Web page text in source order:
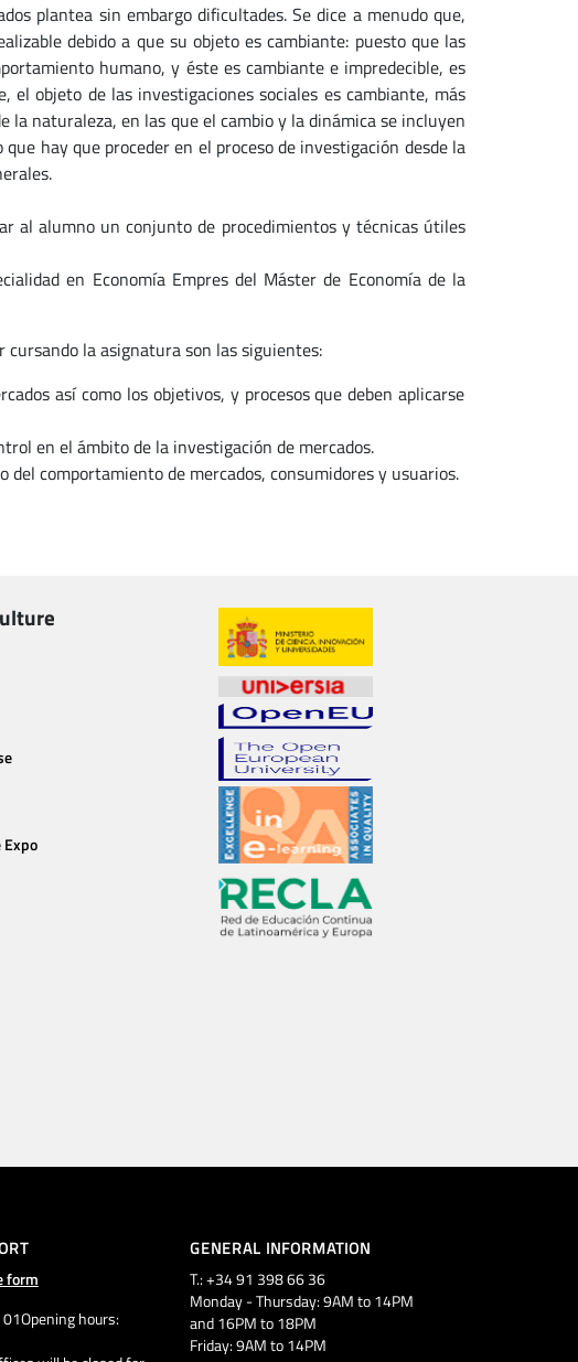
plantea sin embargo dificultades. Se dice a menudo que,
debido a que su objeto es cambiante: puesto que las
humano, y éste es cambiante e impredecible, es
objeto de las investigaciones sociales es cambiante, más
la naturaleza, en las que el cambio y la dinámica se incluyen
hay que proceder en el proceso de investigación desde la
al alumno un conjunto de procedimientos y técnicas útiles
en Economía Empres del Máster de Economía de la
la asignatura son las siguientes:
así como los objetivos, y procesos que deben aplicarse
en el ámbito de la investigación de mercados.
comportamiento de mercados, consumidores y usuarios.
Expo
form
hours:
GENERAL INFORMATION
T.: +34 91 398 66 36
Monday - Thursday: 9AM to 14PM
and 16PM to 18PM
Friday: 9AM to 14PM